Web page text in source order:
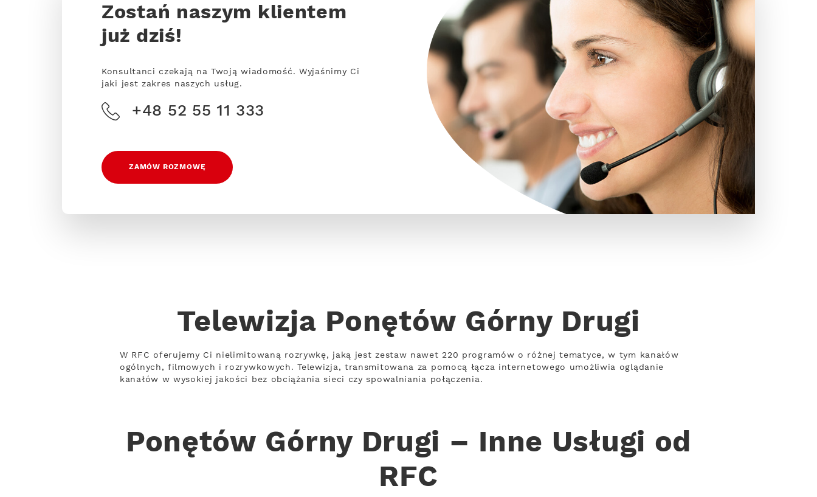
Zostań naszym klientem
już dziś!
Konsultanci czekają na Twoją wiadomość. Wyjaśnimy Ci
jaki jest zakres naszych usług.
+48 52 55 11 333
ZAMÓW ROZMOWĘ
Telewizja Ponętów Górny Drugi
W RFC oferujemy Ci nielimitowaną rozrywkę, jaką jest zestaw nawet 220 programów o różnej tematyce, w tym kanałów
ogólnych, filmowych i rozrywkowych. Telewizja, transmitowana za pomocą łącza internetowego umożliwia oglądanie
kanałów w wysokiej jakości bez obciążania sieci czy spowalniania połączenia.
Ponętów Górny Drugi – Inne Usługi od
RFC